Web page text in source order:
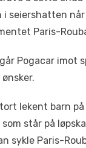
i seiershatten
Paris-
Pogacar imot
lekent barn på
står på
sykle Paris-